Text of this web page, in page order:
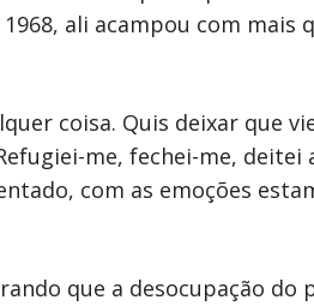
ali acampou com mais
coisa. Quis deixar que
me, fechei-me, deitei
com as emoções
que a desocupação do